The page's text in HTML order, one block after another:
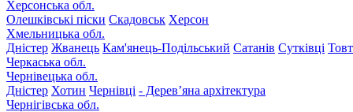
Херсонська обл.
Олешківські піски Скадовськ Херсон
Хмельницька обл.
Дністер Жванець Кам'янець-Подільський Сатанів Сутківці
Черкаська обл.
Чернівецька обл.
Дністер Хотин Чернівці - Дерев’яна архітектура
Чернігівська обл.